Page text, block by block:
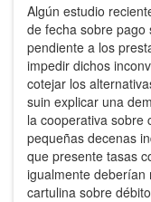
Algún estudio
de fecha sobre
pendiente a los
impedir dichos
cotejar los
suin explicar una
la cooperativa sobre
pequeñas decenas
que presente tasas
igualmente deberían
cartulina sobre